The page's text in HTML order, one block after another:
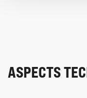
ASPECTS